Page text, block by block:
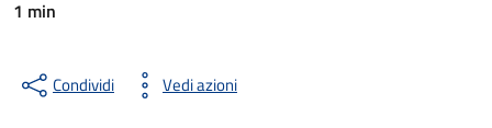
1 min
Condividi Vedi azioni